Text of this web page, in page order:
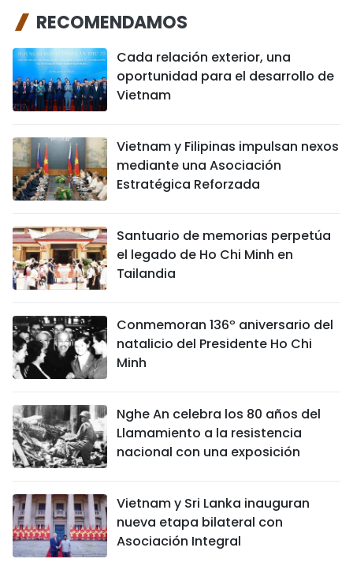
RECOMENDAMOS
Cada relación exterior, una
oportunidad para el desarrollo de
Vietnam
Vietnam y Filipinas impulsan nexos
mediante una Asociación
Estratégica Reforzada
Santuario de memorias perpetúa
el legado de Ho Chi Minh en
Tailandia
Conmemoran 136º aniversario del
natalicio del Presidente Ho Chi
Minh
Nghe An celebra los 80 años del
Llamamiento a la resistencia
nacional con una exposición
Vietnam y Sri Lanka inauguran
nueva etapa bilateral con
Asociación Integral